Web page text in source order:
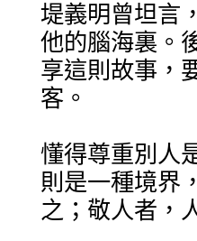
堤義明曾坦言
他的腦海裏。
享這則故事，
客。
懂得尊重別人
則是一種境界
之；敬人者，